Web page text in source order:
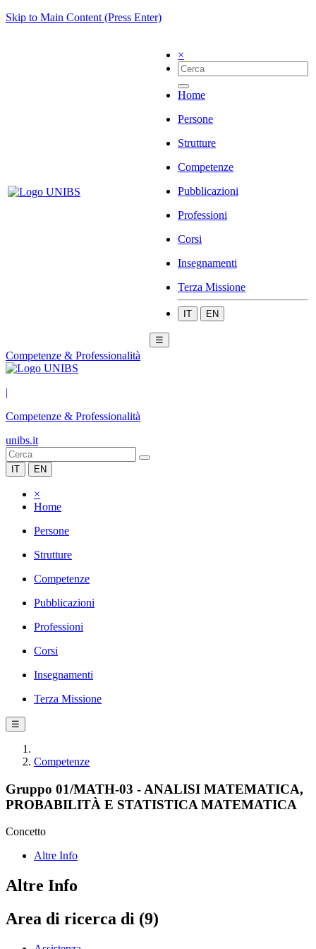
Skip to Main Content (Press Enter)
×
Home
Persone
Strutture
Competenze
Pubblicazioni
Professioni
Corsi
Insegnamenti
Terza Missione
IT EN
☰
Competenze & Professionalità
|
Competenze & Professionalità
unibs.it
IT EN
×
Home
Persone
Strutture
Competenze
Pubblicazioni
Professioni
Corsi
Insegnamenti
Terza Missione
☰
Competenze
Gruppo 01/MATH-03 - ANALISI MATEMATICA,
PROBABILITÀ E STATISTICA MATEMATICA
Concetto
Altre Info
Altre Info
Area di ricerca di (9)